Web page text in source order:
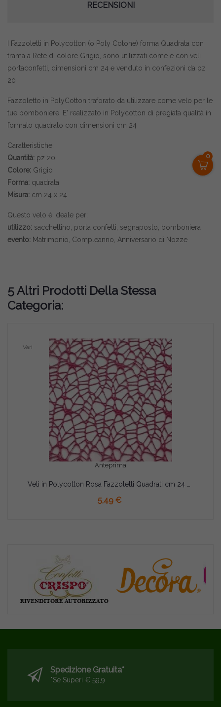
0
RECENSIONI
I Fazzoletti in Polycotton (o Poly Cotone) forma Quadrata con
trama a Rete di colore Grigio, sono utilizzati come e con veli
portaconfetti, dimensioni cm 24 e venduto in confezioni da pz
20
Fazzoletto in PolyCotton traforato da utilizzare come velo per le
tue bomboniere. E' realizzato in Polycotton di pregiata qualità in
formato quadrato con dimensioni cm 24
Caratteristiche:
Quantità: pz 20
Colore: Grigio
Forma: quadrata
Misura: cm 24 x 24
Questo velo è ideale per:
utilizzo: sacchettino, porta confetti, segnaposto, bomboniera
evento: Matrimonio, Compleanno, Anniversario di Nozze
5 Altri Prodotti Della Stessa
Categoria:
Anteprima
Vari
5,49 €
Spedizione Gratuita*
*se Superi € 59,9